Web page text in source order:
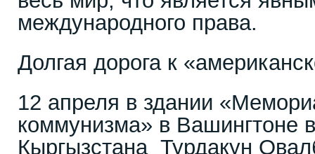
международного права.
Долгая дорога к
12 апреля в здании
коммунизма» в Вашингтоне
Кыргызстана Турдакун